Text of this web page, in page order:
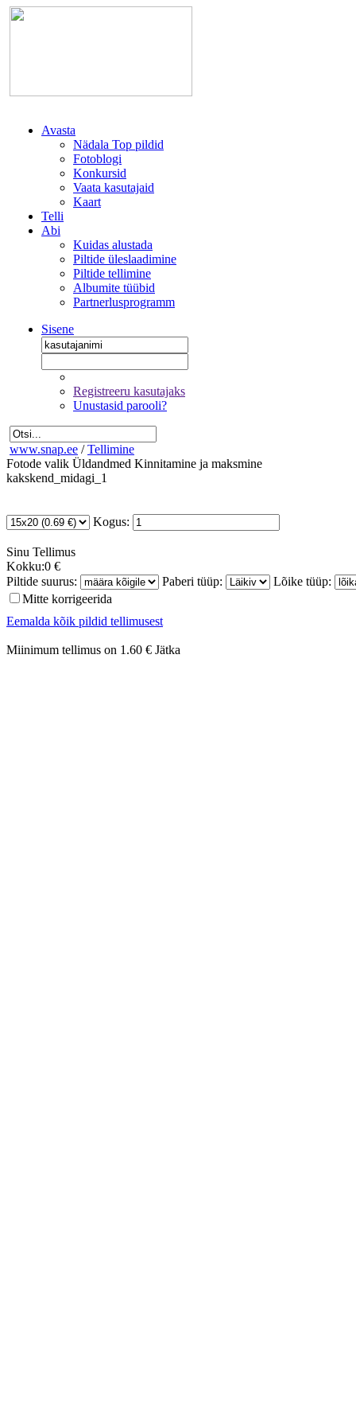
Avasta
Nädala Top pildid
Fotoblogi
Konkursid
Vaata kasutajaid
Kaart
Telli
Abi
Kuidas alustada
Piltide üleslaadimine
Piltide tellimine
Albumite tüübid
Partnerlusprogramm
Sisene
Registreeru kasutajaks
Unustasid parooli?
www.snap.ee / Tellimine
Fotode valik Üldandmed Kinnitamine ja maksmine
kakskend_midagi_1
Kogus:
Sinu Tellimus
Kokku:0 €
Piltide suurus:
Paberi tüüp:
Lõike tüüp:
Mitte korrigeerida
Eemalda kõik pildid tellimusest
Miinimum tellimus on 1.60 € Jätka